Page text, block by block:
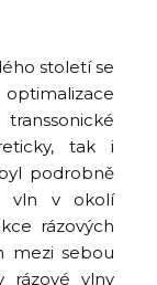
století se
tak i
podrobně
vln v okolí
rázových
mezi sebou
rázové vlny